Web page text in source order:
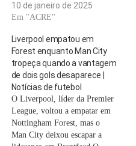
Copa da Inglaterra saída, após
o início mais brilhante, mas
atacantes, já que as esperanças
do West Ham de…
10 de janeiro de 2025
Em "ACRE"
Liverpool empatou em
Forest enquanto Man City
tropeça quando a vantagem
de dois gols desaparece |
Notícias de futebol
O Liverpool, líder da Premier
League, voltou a empatar em
Nottingham Forest, mas o
Man City deixou escapar a